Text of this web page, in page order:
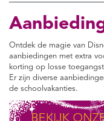
Ontdek de magie van
aanbiedingen met extra
korting op losse
Er zijn diverse
de schoolvakanties.